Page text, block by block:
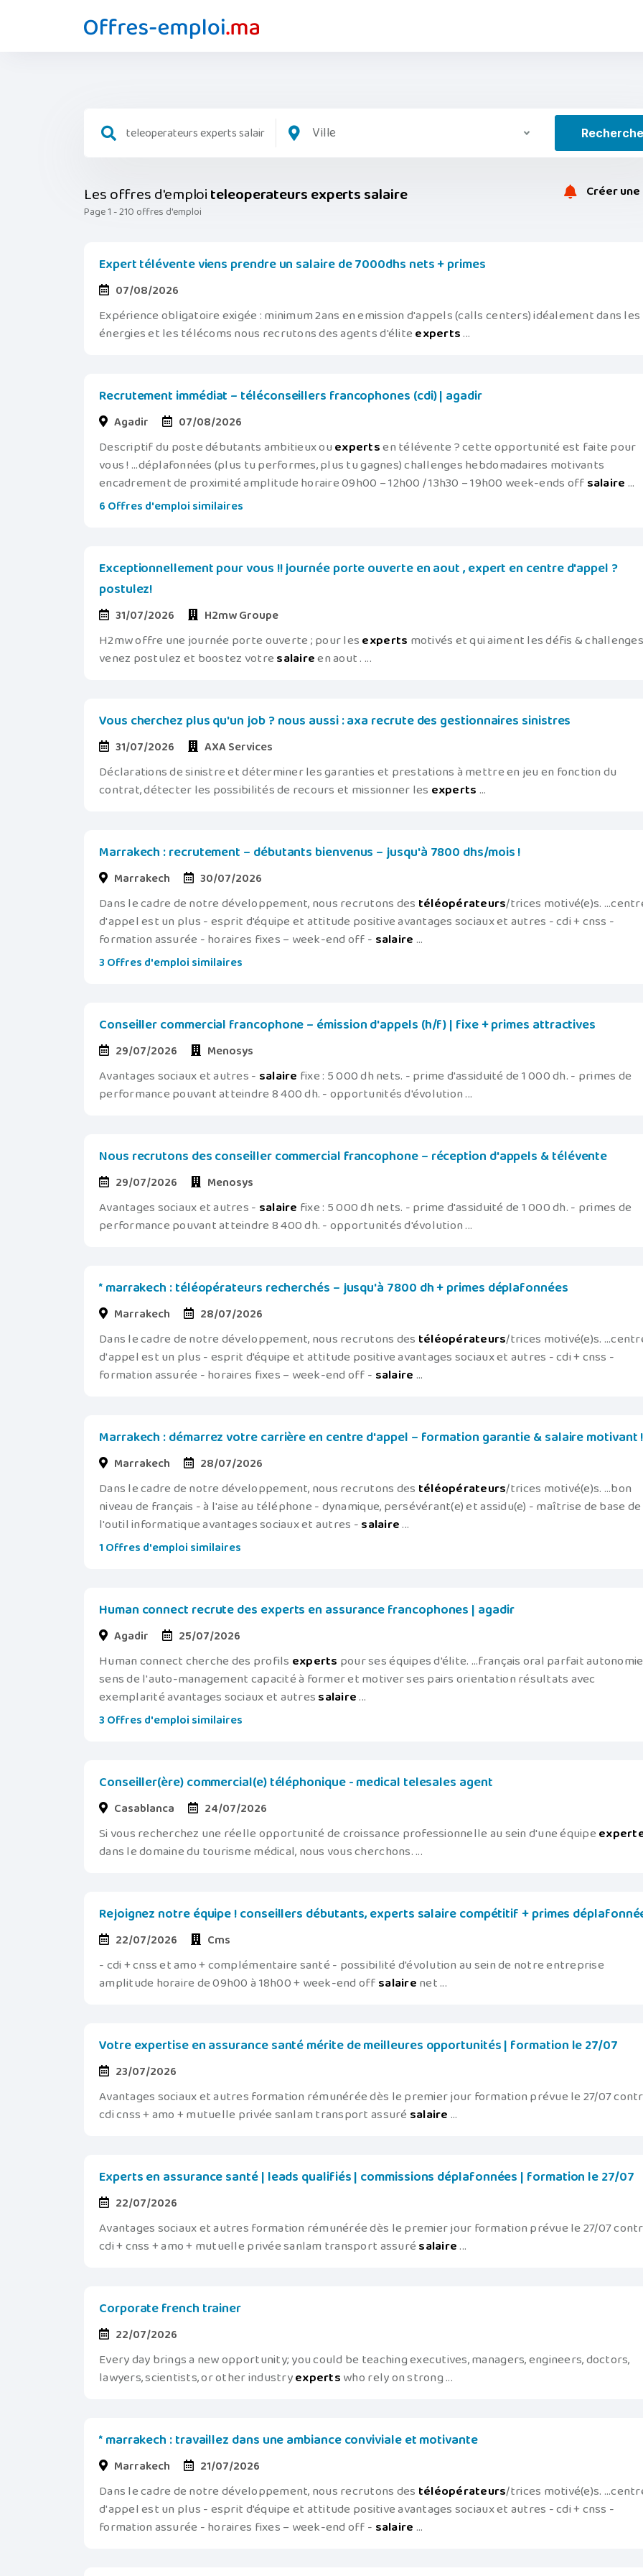
Ville Recherche
Les offres d'emploiteleoperateurs experts salaire Créer
Page 1 - 210 offres d'emploi
Expert télévente viens prendre un salaire de 7000dhs nets + primes
07/08/2026
Expérience obligatoire exigée : minimum 2ans en emission d'appels (calls centers) idéalement dans les
énergies et les télécoms nous recrutons des agents d'éliteexperts...
Recrutement immédiat – téléconseillers francophones (cdi) | agadir
Agadir 07/08/2026
Descriptif du poste débutants ambitieux ouexpertsen télévente ? cette opportunité est faite pour
vous ! ...déplafonnées (plus tu performes, plus tu gagnes) challenges hebdomadaires motivants
encadrement de proximité amplitude horaire 09h00 – 12h00 / 13h30 – 19h00 week-ends offsalaire ...
6 Offres d'emploi similaires
Exceptionnellement pour vous !! journée porte ouverte en aout , expert en centre d'appel ?
postulez!
31/07/2026 H2mw Groupe
H2mw offre une journée porte ouverte ; pour lesexperts motivés et qui aiment les défis &
venez postulez et boostez votresalaireen aout . ...
Vous cherchez plus qu'un job ? nous aussi : axa recrute des gestionnaires sinistres
31/07/2026 AXA Services
Déclarations de sinistre et déterminer les garanties et prestations à mettre en jeu en fonction du
contrat, détecter les possibilités de recours et missionner les experts ...
Marrakech : recrutement – débutants bienvenus – jusqu'à 7800 dhs/mois !
Marrakech 30/07/2026
Dans le cadre de notre développement, nous recrutons des téléopérateurs/trices motivé(e)s.
d'appel est un plus - esprit d'équipe et attitude positive avantages sociaux et autres - cdi + cnss -
formation assurée - horaires fixes – week-end off - salaire ...
3 Offres d'emploi similaires
Conseiller commercial francophone – émission d'appels (h/f) | fixe + primes attractives
29/07/2026 Menosys
Avantages sociaux et autres - salaire fixe : 5 000 dh nets. - prime d'assiduité de 1 000 dh. - primes de
performance pouvant atteindre 8 400 dh. - opportunités d'évolution ...
Nous recrutons des conseiller commercial francophone – réception d'appels & télévente
29/07/2026 Menosys
Avantages sociaux et autres - salaire fixe : 5 000 dh nets. - prime d'assiduité de 1 000 dh. - primes de
performance pouvant atteindre 8 400 dh. - opportunités d'évolution ...
* marrakech : téléopérateurs recherchés – jusqu'à 7800 dh + primes déplafonnées
Marrakech 28/07/2026
Dans le cadre de notre développement, nous recrutons des téléopérateurs/trices motivé(e)s.
d'appel est un plus - esprit d'équipe et attitude positive avantages sociaux et autres - cdi + cnss -
formation assurée - horaires fixes – week-end off - salaire ...
Marrakech : démarrez votre carrière en centre d'appel – formation garantie & salaire motivant !
Marrakech 28/07/2026
Dans le cadre de notre développement, nous recrutons des téléopérateurs/trices motivé(e)s. ...bon
niveau de français - à l'aise au téléphone - dynamique, persévérant(e) et assidu(e) - maîtrise de base de
l'outil informatique avantages sociaux et autres -salaire...
1 Offres d'emploi similaires
Human connect recrute des experts en assurance francophones | agadir
Agadir 25/07/2026
Human connect cherche des profils experts pour ses équipes d'élite. ...français oral parfait
sens de l'auto-management capacité à former et motiver ses pairs orientation résultats avec
exemplarité avantages sociaux et autressalaire...
3 Offres d'emploi similaires
Conseiller(ère) commercial(e) téléphonique - medical telesales agent
Casablanca 24/07/2026
Si vous recherchez une réelle opportunité de croissance professionnelle au sein d'une équipe
dans le domaine du tourisme médical, nous vous cherchons. ...
Rejoignez notre équipe ! conseillers débutants, experts salaire compétitif + primes
22/07/2026 Cms
- cdi + cnss et amo + complémentaire santé - possibilité d'évolution au sein de notre entreprise
amplitude horaire de 09h00 à 18h00 + week-end offsalairenet ...
Votre expertise en assurance santé mérite de meilleures opportunités | formation le 27/07
23/07/2026
Avantages sociaux et autres formation rémunérée dès le premier jour formation prévue le 27/07
cdi cnss + amo + mutuelle privée sanlam transport assuré salaire ...
Experts en assurance santé | leads qualifiés | commissions déplafonnées | formation le 27/07
22/07/2026
Avantages sociaux et autres formation rémunérée dès le premier jour formation prévue le 27/07
cdi + cnss + amo + mutuelle privée sanlam transport assurésalaire...
Corporate french trainer
22/07/2026
Every day brings a new opportunity; you could be teaching executives, managers, engineers, doctors,
lawyers, scientists, or other industryexpertswho rely on strong ...
* marrakech : travaillez dans une ambiance conviviale et motivante
Marrakech 21/07/2026
Dans le cadre de notre développement, nous recrutons des téléopérateurs/trices motivé(e)s.
d'appel est un plus - esprit d'équipe et attitude positive avantages sociaux et autres - cdi + cnss -
formation assurée - horaires fixes – week-end off - salaire ...